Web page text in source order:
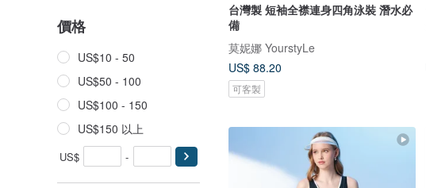
價格
US$10 - 50
US$50 - 100
US$100 - 150
US$150 以上
US$ -
台灣製 短袖全襟連身四角泳裝 潛水必
備
莫妮娜 YourstyLe
US$ 88.20
可客製